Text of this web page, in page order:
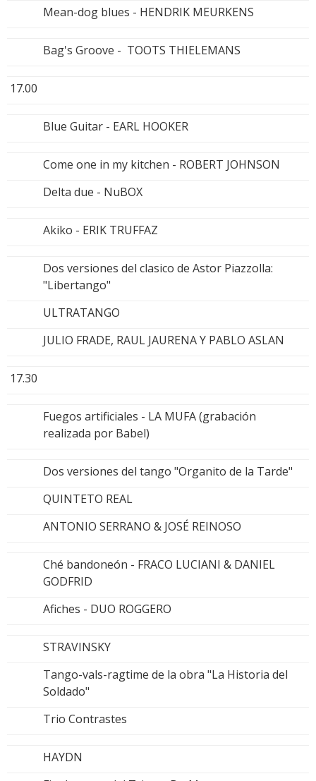
Mean-dog blues - HENDRIK MEURKENS
Bag's Groove - TOOTS THIELEMANS
17.00
Blue Guitar - EARL HOOKER
Come one in my kitchen - ROBERT JOHNSON
Delta due - NuBOX
Akiko - ERIK TRUFFAZ
Dos versiones del clasico de Astor Piazzolla:
"Libertango"
ULTRATANGO
JULIO FRADE, RAUL JAURENA Y PABLO ASLAN
17.30
Fuegos artificiales - LA MUFA (grabación
realizada por Babel)
Dos versiones del tango "Organito de la Tarde"
QUINTETO REAL
ANTONIO SERRANO & JOSÉ REINOSO
Ché bandoneón - FRACO LUCIANI & DANIEL
GODFRID
Afiches - DUO ROGGERO
STRAVINSKY
Tango-vals-ragtime de la obra "La Historia del
Soldado"
Trio Contrastes
HAYDN